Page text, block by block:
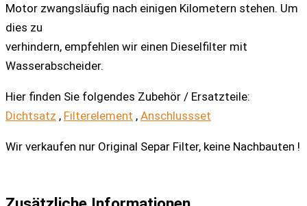
Motor zwangsläufig nach einigen Kilometern stehen. Um
dies zu
verhindern, empfehlen wir einen Dieselfilter mit
Wasserabscheider.
Hier finden Sie folgendes Zubehör / Ersatzteile:
Dichtsatz , Filterelement , Anschlussset
Wir verkaufen nur Original Separ Filter, keine Nachbauten !